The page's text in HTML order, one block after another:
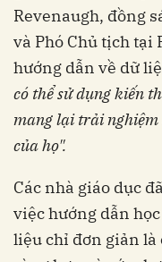
Revenaugh, đồng
và Phó Chủ tịch tại
hướng dẫn về dữ
có thể sử dụng kiến
mang lại trải nghiệm
của họ".
Các nhà giáo dục
việc hướng dẫn
liệu chỉ đơn giản là